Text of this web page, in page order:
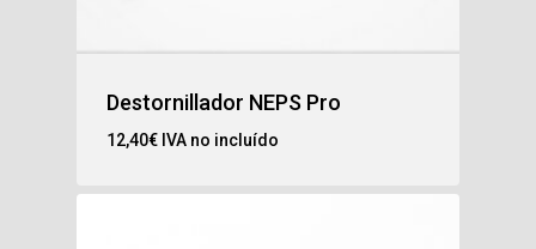
Destornillador NEPS Pro
12,40€ IVA no incluído